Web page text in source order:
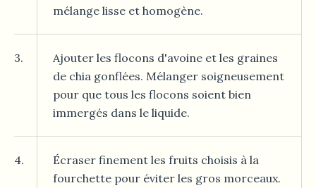
mélange lisse et homogène.
3.
Ajouter les flocons d'avoine et les graines
de chia gonflées. Mélanger soigneusement
pour que tous les flocons soient bien
immergés dans le liquide.
4.
Écraser finement les fruits choisis à la
fourchette pour éviter les gros morceaux.